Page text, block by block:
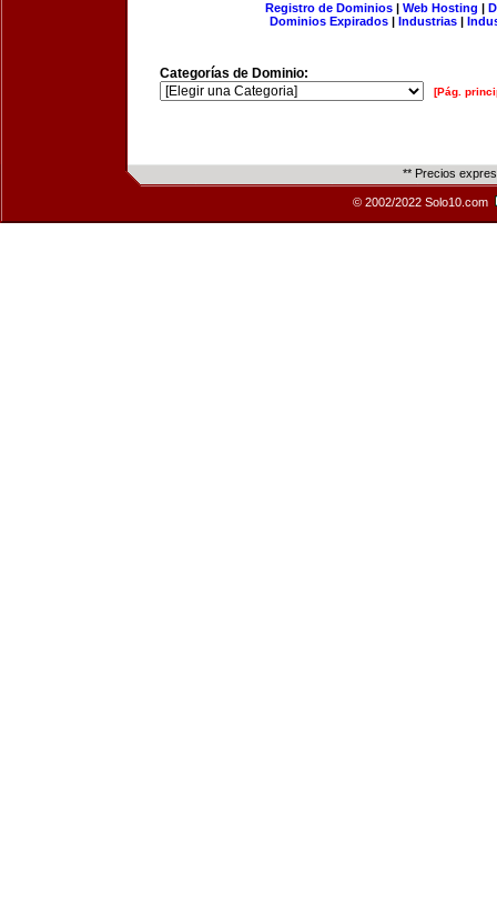
Registro de Dominios| Web Hosting |
Dominios Expirados | Industrias |
Categorías de Dominio:
[Pág.
** Precios
© 2002/2022 Solo10.com